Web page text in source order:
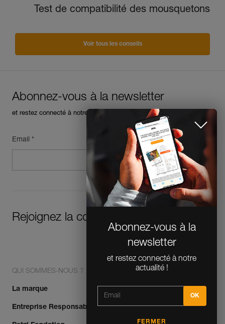
Test de compatibilité des mousquetons
Voir tous les conseils
Abonnez-vous à la
et restez connecté à notre
actualité !
Abonnez-vous à la newsletter
et restez connecté à notre actualité
Email *
Rejoignez la communauté !
QUI SOMMES-NOUS ?
La marque
Entreprise Responsable